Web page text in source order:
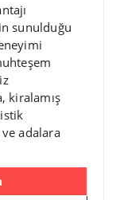
sunulduğu
kiralamış
adalara